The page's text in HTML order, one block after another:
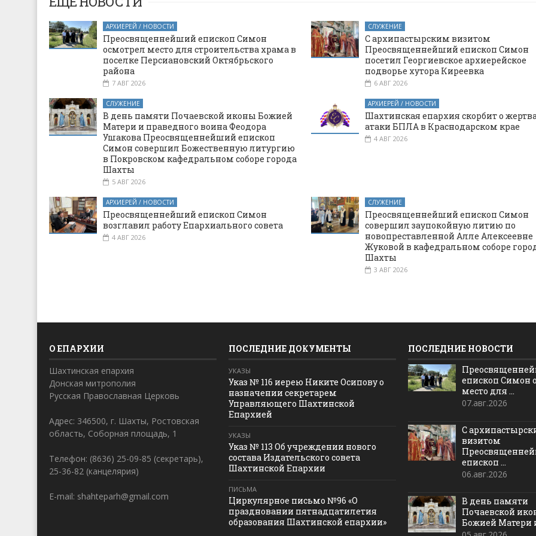
АРХИЕРЕЙ / НОВОСТИ
Преосвященнейший епископ Симон
осмотрел место для строительства храма в
поселке Персиановский Октябрьского
района
7 АВГ 2026
СЛУЖЕНИЕ
С архипастырским визитом
Преосвященнейший епископ Симон
посетил Георгиевское архиерейское
подворье хутора Киреевка
6 АВГ 2026
СЛУЖЕНИЕ
В день памяти Почаевской иконы Божией
Матери и праведного воина Феодора
Ушакова Преосвященнейший епископ
Симон совершил Божественную литургию
в Покровском кафедральном соборе города
Шахты
5 АВГ 2026
АРХИЕРЕЙ / НОВОСТИ
Шахтинская епархия скорбит о
атаки БПЛА в Краснодарском крае
4 АВГ 2026
АРХИЕРЕЙ / НОВОСТИ
Преосвященнейший епископ Симон
возглавил работу Епархиального совета
4 АВГ 2026
СЛУЖЕНИЕ
Преосвященнейший епископ Симон
совершил заупокойную литию по
новопреставленной Алле Алексеевне
Жуковой в кафедральном соборе
Шахты
3 АВГ 2026
О ЕПАРХИИ
Шахтинская епархия
Донская митрополия
Русская Православная Церковь
Адрес: 346500, г. Шахты, Ростовская
область, Соборная площадь, 1
Телефон: (8636) 25-09-85 (секретарь),
25-36-82 (канцелярия)
E-mail: shahteparh@gmail.com
ПОСЛЕДНИЕ ДОКУМЕНТЫ
УКАЗЫ
Указ № 116 иерею Никите Осипову о
назначении секретарем
Управляющего Шахтинской
Епархией
УКАЗЫ
Указ № 113 Об учреждении нового
состава Издательского совета
Шахтинской Епархии
ПИСЬМА
Циркулярное письмо №96 «О
праздновании пятнадцатилетия
образования Шахтинской епархии»
ПОСЛЕДНИЕ НОВОСТИ
епископ Симон
место для ...
07.авг.2026
С
визитом
епископ ...
06.авг.2026
В день памяти
Почаевской
Божией Матери